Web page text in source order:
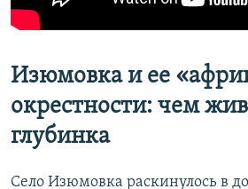
Изюмовка и ее
окрестности: чем
глубинка
Село Изюмовка раскинулось в